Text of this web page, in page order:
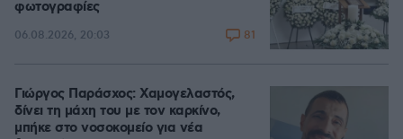
φωτογραφίες
06.08.2026, 20:03 81
Γιώργος Παράσχος: Χαμογελαστός,
δίνει τη μάχη του με τον καρκίνο,
μπήκε στο νοσοκομείο για νέα